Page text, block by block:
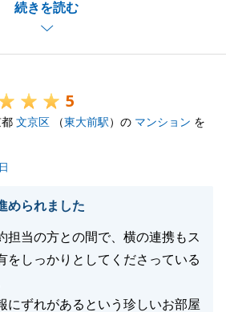
続きを読む
N様がご満足いただけるご条件に
ことができ、私自身も大変嬉しく
準備等快くご協力いただいたから
に至ることができました。
るお困り事などございましたら、
連絡下さい。
ます。
5
文京区 （東大前駅）の マンション を
められました
担当の方との間で、横の連携もス
をしっかりとしてくださっている
にずれがあるという珍しいお部屋